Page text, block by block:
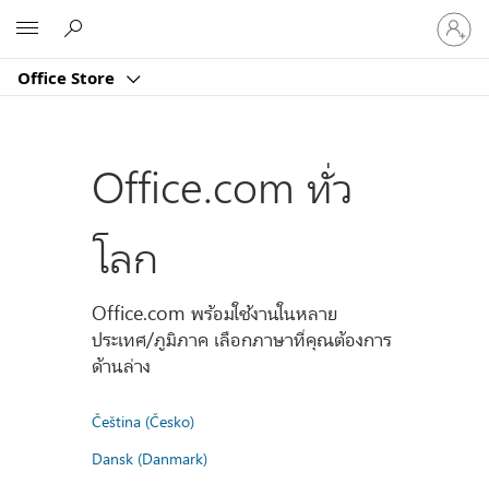
Office Store
ลงชื่อ
เข้า
บัญชี
Office.com ทั่ว
โลก
Office.com พร้อมใช้งานในหลาย
ประเทศ/ภูมิภาค เลือกภาษาที่คุณต้องการ
ด้านล่าง
Čeština (Česko)
Dansk (Danmark)